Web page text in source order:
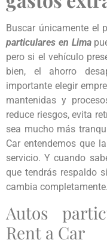
Buscar únicamente el
particulares en Lima
pero si el vehículo
bien, el ahorro
importante elegir
mantenidas y
reduce riesgos, evita
sea mucho más
Car entendemos que
servicio. Y cuando
que tendrás respaldo
cambia completamente.
Autos
Rent a Car